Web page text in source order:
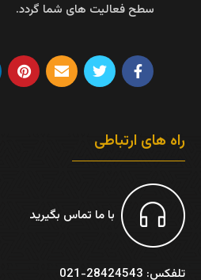
سطح فعالیت‌ های شما گردد.
راه های ارتباطی
با ما تماس بگیرید
تلفکس: 28424543-021